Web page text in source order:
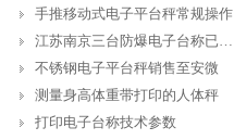
手推移动式电子平台秤常规操作
江苏南京三台防爆电子台称已发货
不锈钢电子平台秤销售至安微
测量身高体重带打印的人体秤
打印电子台称技术参数